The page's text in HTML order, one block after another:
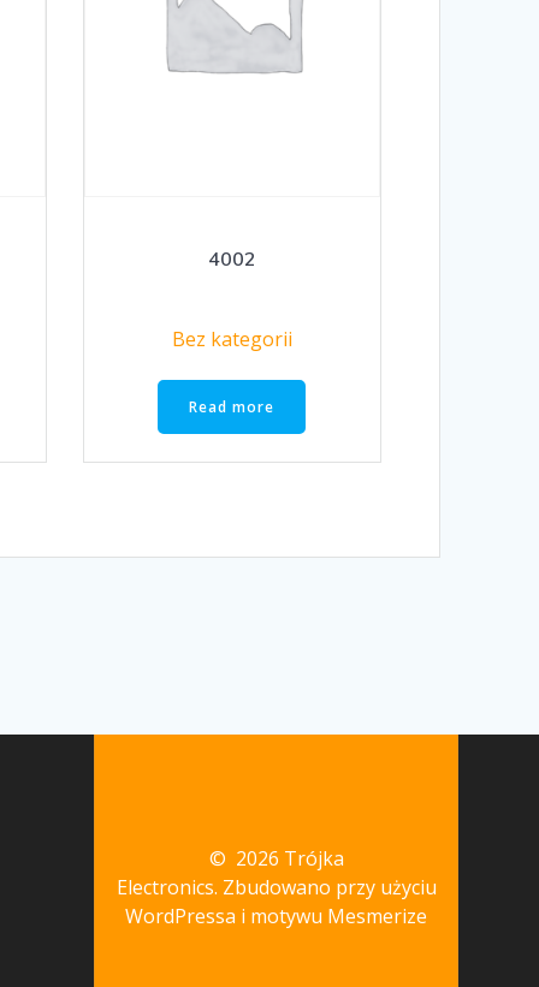
4002
Bez kategorii
Read more
© 2026 Trójka
Electronics. Zbudowano przy użyciu
WordPressa i motywu Mesmerize